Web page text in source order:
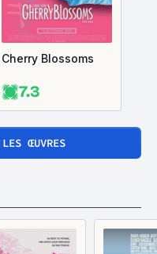
Cherry Blossoms
7.3
ŒUVRES